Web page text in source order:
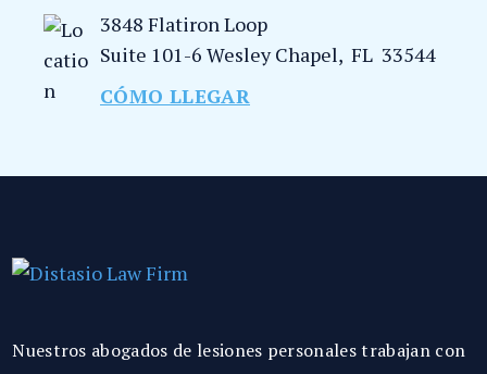
3848 Flatiron Loop
Suite 101-6 Wesley Chapel, FL 33544
CÓMO LLEGAR
Nuestros abogados de lesiones personales trabajan con